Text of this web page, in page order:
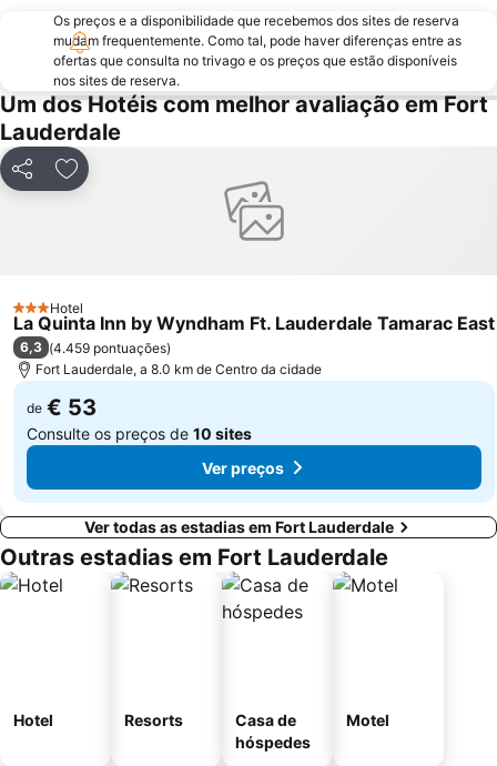
FORT LAUDERDALE INTERNATIONAL BOAT SHOW
Conservatorio musicale Lynn University
Bairro Art Deco
Hard Rock Cafe Miami
Ultra Music Festival
Keys Islands
SoBe Unique
Miami International Mall
Midtown
The Groove Cruise
Omni
Lummus Park
Chabad of South Beach
Os preços e a disponibilidade que recebemos dos sites de reserva
mudam frequentemente. Como tal, pode haver diferenças entre as
ofertas que consulta no trivago e os preços que estão disponíveis
nos sites de reserva.
Um dos Hotéis com melhor avaliação em Fort
Lauderdale
PartilharAdicionar aos favoritos
3 Estrelas
Hotel
La Quinta Inn by Wyndham Ft. Lauderdale Tamarac East
6,3 (4.459 pontuações)
Fort Lauderdale, a 8.0 km de Centro da cidade
de € 53
Consulte os preços de 10 sites
Ver preços
Ver todas as estadias em Fort Lauderdale
Outras estadias em Fort Lauderdale
Hotel Resorts
Casa de
hóspedes
Motel